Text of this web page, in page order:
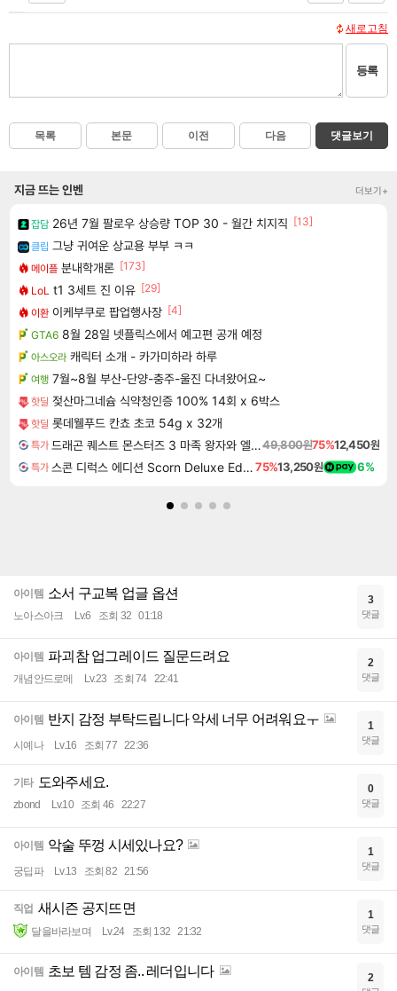
새로고침
등록
목록 본문 이전 다음 댓글보기
지금 뜨는 인벤 더보기+
잡담 26년 7월 팔로우 상승량 TOP 30 - 월간 치지직 [13]
클립 그냥 귀여운 상교용 부부 ㅋㅋ
메이플 분내학개론 [173]
LoL t1 3세트 진 이유 [29]
이환 이케부쿠로 팝업행사장 [4]
GTA6 8월 28일 넷플릭스에서 예고편 공개 예정
아스오라 캐릭터 소개 - 카가미하라 하루
여행 7월~8월 부산-단양-충주-울진 다녀왔어요~
핫딜 젖산마그네슘 식약청인증 100% 14회 x 6박스
핫딜 롯데웰푸드 칸쵸 초코 54g x 32개
특가 드래곤 퀘스트 몬스터즈 3 마족 왕자와 엘프의 여행 Dragon Quest Monsters The Dark Prince49,800원75%12,450원
특가 스콘 디럭스 에디션 Scorn Deluxe Edition75%13,250원 6%
아이템 소서 구교복 업글 옵션
노아스아크 Lv.6 조회 32 01:18
3
댓글
아이템 파괴참 업그레이드 질문드려요
개념안드로메 Lv.23 조회 74 22:41
2
댓글
아이템 반지 감정 부탁드립니다 악세 너무 어려워요ㅜ
시예나 Lv.16 조회 77 22:36
1
댓글
기타 도와주세요.
zbond Lv.10 조회 46 22:27
0
댓글
아이템 악술 뚜껑 시세있나요?
궁딥파 Lv.13 조회 82 21:56
1
댓글
직업 새시즌 공지뜨면
달을바라보며 Lv.24 조회 132 21:32
1
댓글
아이템 초보 템 감정 좀.. 레더입니다 2